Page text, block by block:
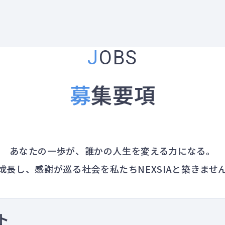
JOBS
募集要項
あなたの一歩が、誰かの人生を変える力になる。
長し、感謝が巡る社会を私たちNEXSIAと築きませ